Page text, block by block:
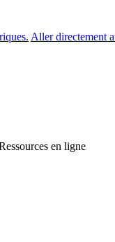
Aller directement
en ligne